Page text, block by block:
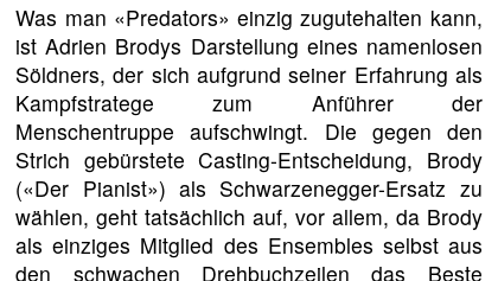
Was man «Predators» einzig zugutehalten kann,
ist Adrien Brodys Darstellung eines namenlosen
Söldners, der sich aufgrund seiner Erfahrung als
Kampfstratege zum Anführer der
Menschentruppe aufschwingt. Die gegen den
Strich gebürstete Casting-Entscheidung, Brody
(«Der Pianist») als Schwarzenegger-Ersatz zu
wählen, geht tatsächlich auf, vor allem, da Brody
als einziges Mitglied des Ensembles selbst aus
den schwachen Drehbuchzeilen das Beste